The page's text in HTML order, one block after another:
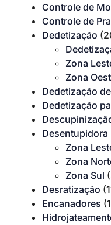
Controle de
Controle de
Dedetização
Zona
Zona
Dedetização
Dedetização
Desentupidora
Zona
Zona
Zona Sul
Desratização
Encanadores